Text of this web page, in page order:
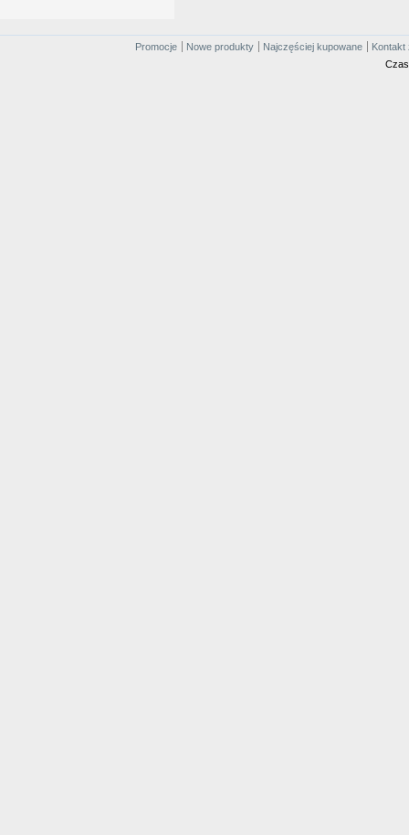
Promocje Nowe produkty Najczęściej kupowane
Kontakt